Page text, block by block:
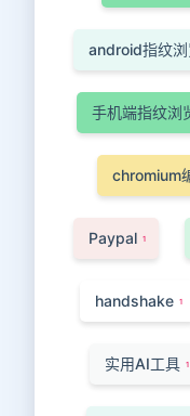
android指纹
手机端指纹浏
chromium
Paypal 1
handshake 1
实用AI工具 1